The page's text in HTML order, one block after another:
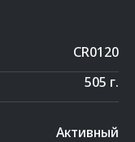
CR0120
505 г.
Активный